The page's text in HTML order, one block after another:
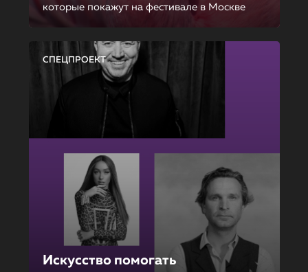
которые покажут на фестивале в Москве
СПЕЦПРОЕКТ
Искусство помогать